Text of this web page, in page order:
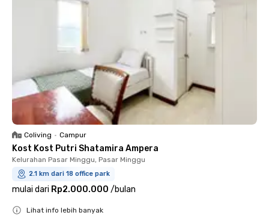
Coliving • Campur
Kost Kost Putri Shatamira Ampera
Kelurahan Pasar Minggu, Pasar Minggu
2.1 km dari 18 office park
mulai dari Rp2.000.000 /bulan
Lihat info lebih banyak